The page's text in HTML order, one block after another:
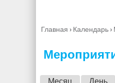
Вы
Главная › Календарь›